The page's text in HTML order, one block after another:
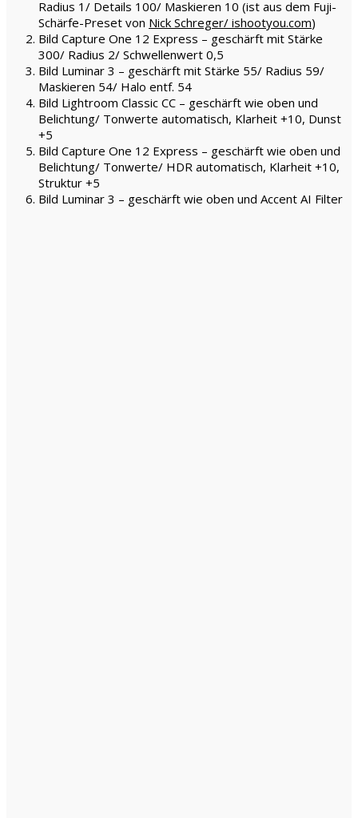
Radius 1/ Details 100/ Maskieren 10 (ist aus dem Fuji-
Schärfe-Preset von Nick Schreger/ ishootyou.com)
Bild Capture One 12 Express – geschärft mit Stärke
300/ Radius 2/ Schwellenwert 0,5
Bild Luminar 3 – geschärft mit Stärke 55/ Radius 59/
Maskieren 54/ Halo entf. 54
Bild Lightroom Classic CC – geschärft wie oben und
Belichtung/ Tonwerte automatisch, Klarheit +10, Dunst
+5
Bild Capture One 12 Express – geschärft wie oben und
Belichtung/ Tonwerte/ HDR automatisch, Klarheit +10,
Struktur +5
Bild Luminar 3 – geschärft wie oben und Accent AI Filter